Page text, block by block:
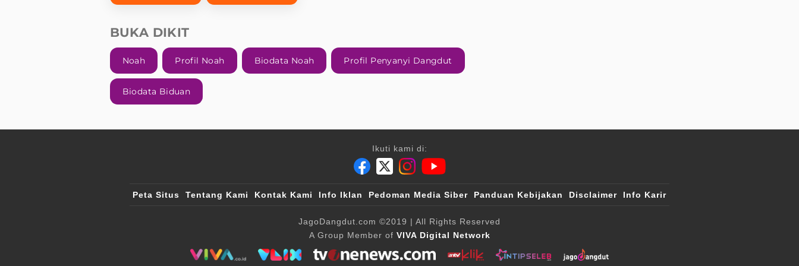
BUKA DIKIT
Noah Profil Noah Biodata Noah Profil Penyanyi Dangdut
Biodata Biduan
Ikuti kami di:
Peta Situs Tentang Kami Kontak Kami Info Iklan Pedoman Media Siber Panduan Kebijakan Disclaimer Info Karir
JagoDangdut.com ©2019 | All Rights Reserved
A Group Member of VIVA Digital Network